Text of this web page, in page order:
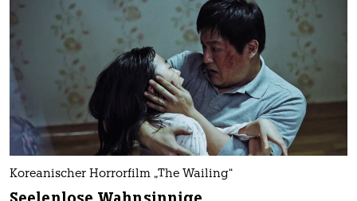
Koreanischer Horrorfilm „The Wailing“